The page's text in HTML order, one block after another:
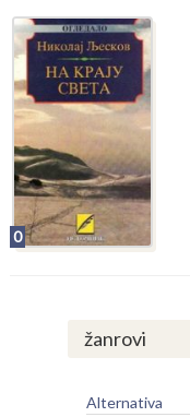
0
žanrovi
Alternativa